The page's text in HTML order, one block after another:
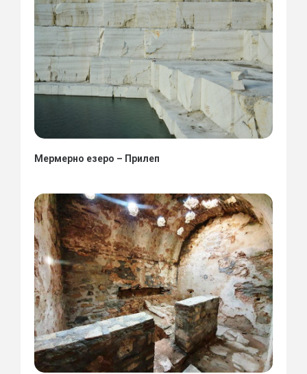
Мермерно езеро – Прилеп